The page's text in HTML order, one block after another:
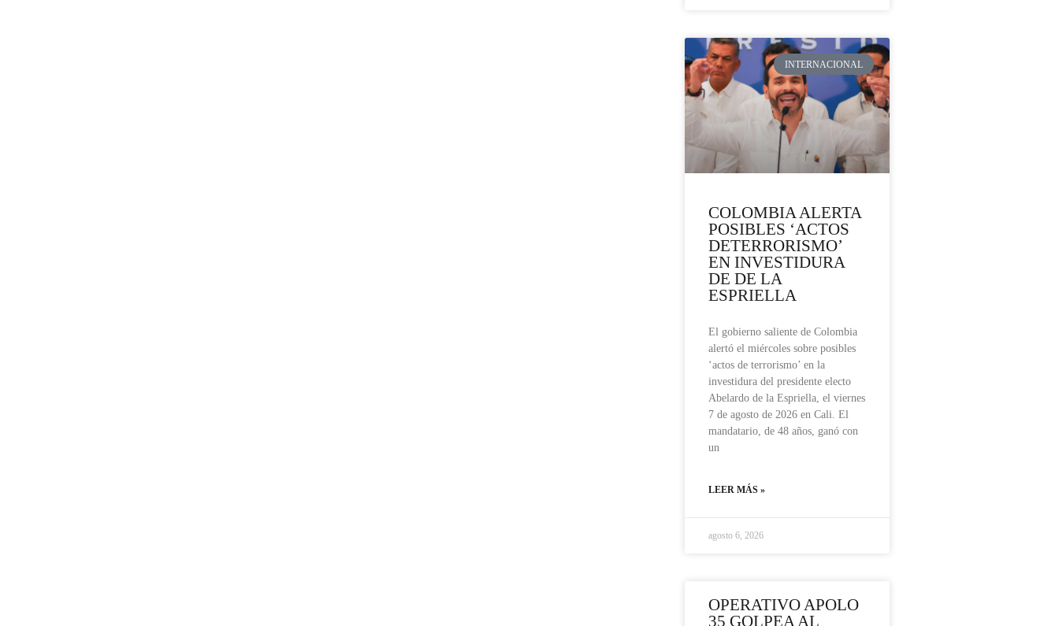
INTERNACIONAL
COLOMBIA ALERTA
POSIBLES ‘ACTOS
DETERRORISMO’
EN INVESTIDURA
DE DE LA
ESPRIELLA
El gobierno saliente de Colombia
alertó el miércoles sobre posibles
‘actos de terrorismo’ en la
investidura del presidente electo
Abelardo de la Espriella, el viernes
7 de agosto de 2026 en Cali. El
mandatario, de 48 años, ganó con
un
LEER MÁS »
agosto 6, 2026
OPERATIVO APOLO
35 GOLPEA AL